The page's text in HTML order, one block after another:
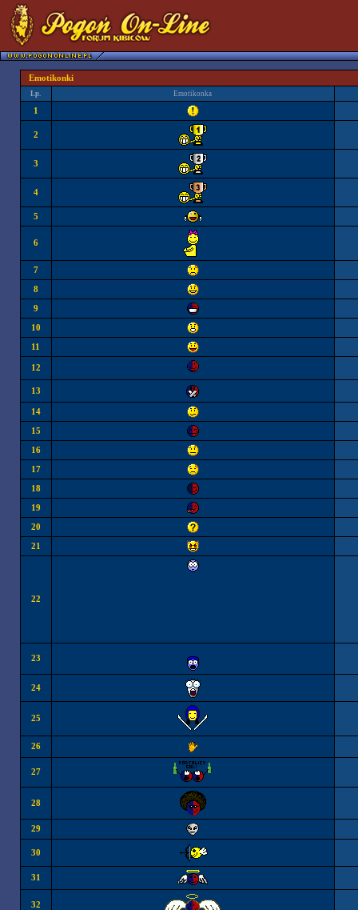
Emotikonki
Lp. Emotikonka
1
2
3
4
5
6
7
8
9
10
11
12
13
14
15
16
17
18
19
20
21
22
23
24
25
26
27
28
29
30
31
32